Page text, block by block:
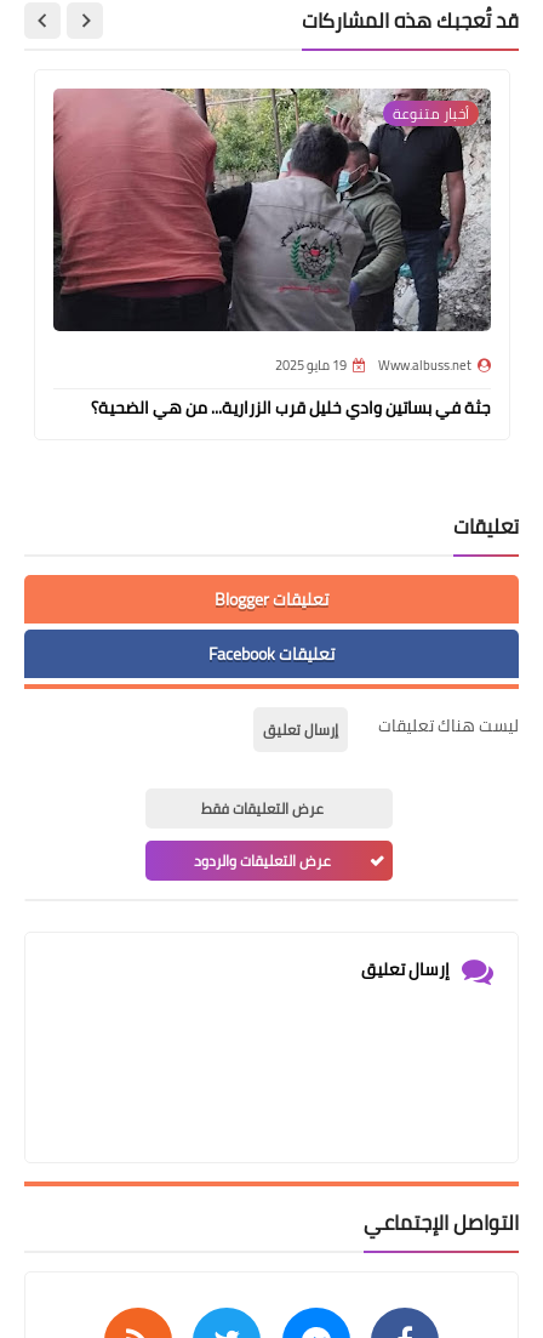
قد تُعجبك هذه المشاركات
أخبار متنوعة
Www.albuss.net 19 مايو 2025
جثة في بساتين وادي خليل قرب الزرارية... من هي الضحية؟
تعليقات
تعليقات Blogger
تعليقات Facebook
ليست هناك تعليقات إرسال تعليق
عرض التعليقات فقط
عرض التعليقات والردود
إرسال تعليق
التواصل الإجتماعي